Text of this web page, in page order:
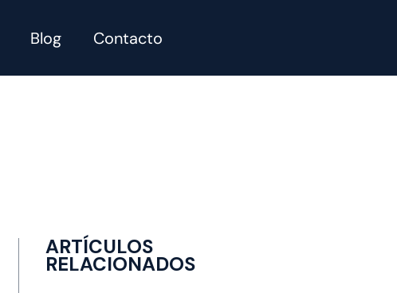
Blog Contacto
ARTÍCULOS
RELACIONADOS